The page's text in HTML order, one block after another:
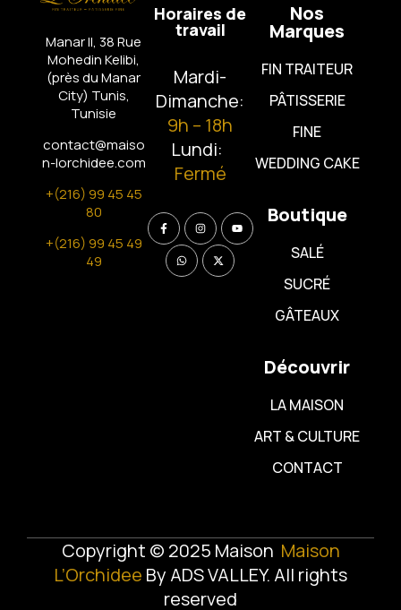
Manar II, 38 Rue
Mohedin Kelibi,
(près du Manar
City) Tunis,
Tunisie
contact@maiso
n-lorchidee.com
+(216) 99 45 45
80
+(216) 99 45 49
49
Nos
Marques
FIN TRAITEUR
PÂTISSERIE
FINE
WEDDING CAKE
Boutique
SALÉ
SUCRÉ
GÂTEAUX
Découvrir
LA MAISON
ART & CULTURE
CONTACT
Horaires de
travail
Mardi-
Dimanche:
9h – 18h
Lundi:
Fermé
Copyright © 2025 Maison Maison
L’Orchidee By ADS VALLEY. All rights
reserved